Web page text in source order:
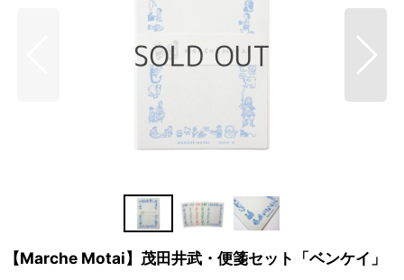
【Marche Motai】茂田井武・便箋セット「ベンケイ」